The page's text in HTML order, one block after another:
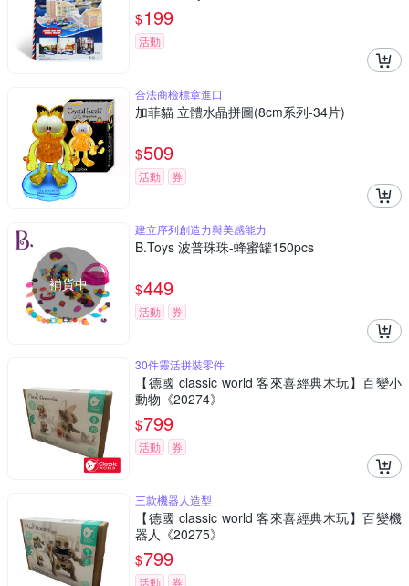
$199
活動
合法商檢標章進口
加菲貓 立體水晶拼圖(8cm系列-34片)
$509
活動 券
補貨中
建立序列創造力與美感能力
B.Toys 波普珠珠-蜂蜜罐150pcs
$449
活動 券
30件靈活拼裝零件
【德國 classic world 客來喜經典木玩】百變小
動物《20274》
$799
活動 券
三款機器人造型
【德國 classic world 客來喜經典木玩】百變機
器人《20275》
$799
活動 券